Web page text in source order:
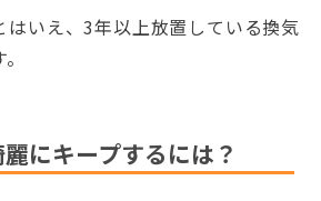
はいえ、3年以上放置している換気
にキープするには？